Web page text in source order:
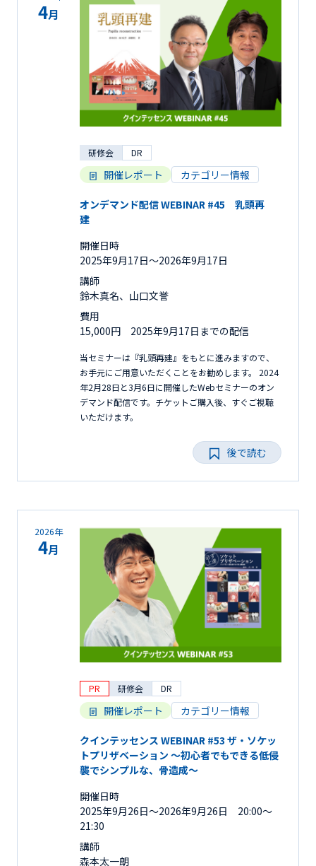
4月
研修会 DR
開催レポート カテゴリー情報
オンデマンド配信 WEBINAR #45 乳頭再
建
開催日時
2025年9月17日〜2026年9月17日
講師
鈴木真名、山口文誉
費用
15,000円 2025年9月17日までの配信
当セミナーは『乳頭再建』をもとに進みますので、
お手元にご用意いただくことをお勧めします。 2024
年2月28日と3月6日に開催したWebセミナーのオン
デマンド配信です。チケットご購入後、すぐご視聴
いただけます。
後で読む
2026年
4月
PR 研修会 DR
開催レポート カテゴリー情報
クインテッセンス WEBINAR #53 ザ・ソケッ
トプリザベーション 〜初心者でもできる低侵
襲でシンプルな、骨造成〜
開催日時
2025年9月26日〜2026年9月26日 20:00～
21:30
講師
森本太一朗